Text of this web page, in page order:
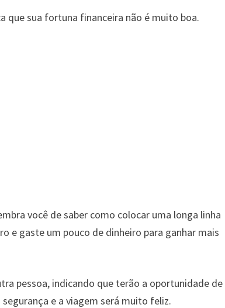
que sua fortuna financeira não é muito boa.
você de saber como colocar uma longa linha
e gaste um pouco de dinheiro para ganhar mais
pessoa, indicando que terão a oportunidade de
e a viagem será muito feliz.